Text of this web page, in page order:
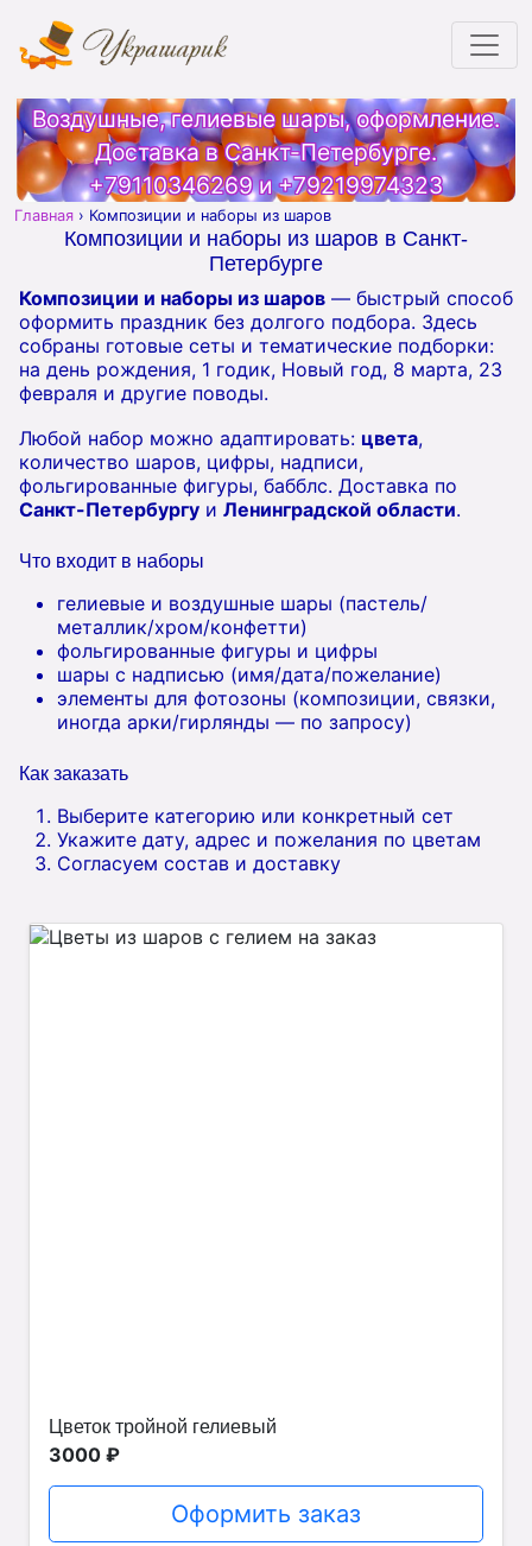
Воздушные, гелиевые шары, оформление.
Доставка в Санкт-Петербурге.
+79110346269и+79219974323
Главная › Композиции и наборы из шаров
Композиции и наборы из шаров в Санкт-
Петербурге
Композиции и наборы из шаров — быстрый способ
оформить праздник без долгого подбора. Здесь
собраны готовые сеты и тематические подборки:
на день рождения, 1 годик, Новый год, 8 марта, 23
февраля и другие поводы.
Любой набор можно адаптировать: цвета,
количество шаров, цифры, надписи,
фольгированные фигуры, бабблс. Доставка по
Санкт-Петербургу и Ленинградской области.
Что входит в наборы
гелиевые и воздушные шары (пастель/
металлик/хром/конфетти)
фольгированные фигуры и цифры
шары с надписью (имя/дата/пожелание)
элементы для фотозоны (композиции, связки,
иногда арки/гирлянды — по запросу)
Как заказать
Выберите категорию или конкретный сет
Укажите дату, адрес и пожелания по цветам
Согласуем состав и доставку
Цветок тройной гелиевый
3000 ₽
Оформить заказ